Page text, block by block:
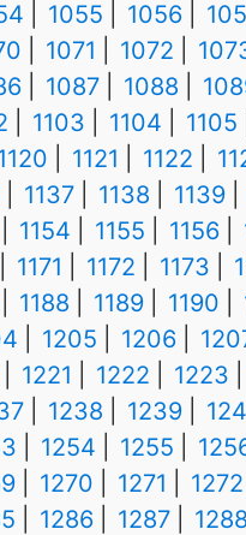
1055 1056
1071 1072
1087 1088
1103 1104 1105
1121 1122
1137 1138 1139
1154 1155 1156
1171 1172 1173
1188 1189 1190
1205 1206
1221 1222 1223
1238 1239
1254 1255
1270 1271 1272
1286 1287 1288